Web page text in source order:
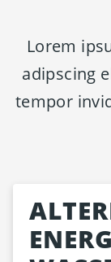
Lorem
adipscing
tempor